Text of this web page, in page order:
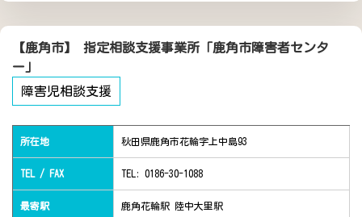
【鹿角市】 指定相談支援事業所「鹿角市障害者センタ
ー」
障害児相談支援
所在地 秋田県鹿角市花輪字上中島93
TEL / FAX TEL: 0186-30-1088
最寄駅 鹿角花輪駅 陸中大里駅